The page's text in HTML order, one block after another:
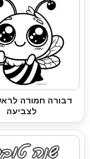
דבורה חמודה
לצביעה